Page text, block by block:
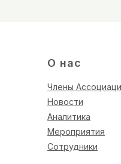
О нас
Члены
Новости
Аналитика
Мероприятия
Сотрудники